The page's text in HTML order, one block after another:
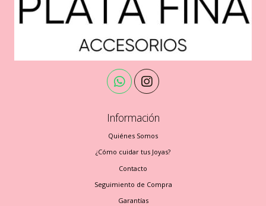
Información
Quiénes Somos
¿Cómo cuidar tus Joyas?
Contacto
Seguimiento de Compra
Garantías